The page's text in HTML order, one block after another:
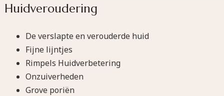
Huidveroudering
De verslapte en verouderde huid
Fijne lijntjes
Rimpels Huidverbetering
Onzuiverheden
Grove poriën